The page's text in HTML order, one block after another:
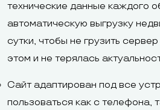
технические данные каждого
автоматическую выгрузку
сутки, чтобы не грузить
этом и не терялась
Сайт адаптирован под все
пользоваться как с телефона,